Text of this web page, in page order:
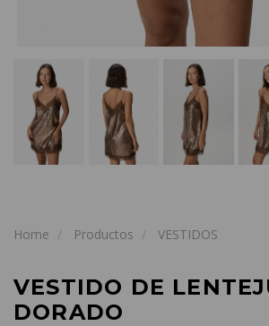
Home Productos VESTIDOS
VESTIDO DE
DORADO